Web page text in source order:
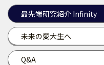
最先端研究紹介 Infinity
未来の愛大生へ
Q&A